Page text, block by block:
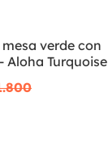
verde con
Aloha Turquoise